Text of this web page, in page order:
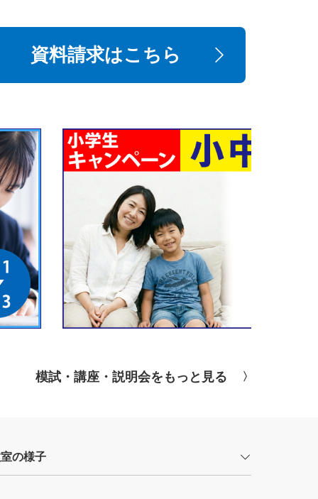
資料請求はこちら
模試・講座・説明会をもっと見る
の様子